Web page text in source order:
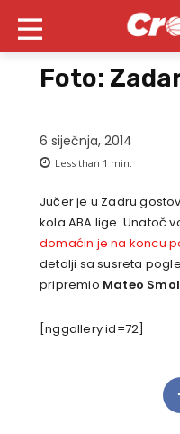
Foto:
6 siječnja, 2014
Less than 1 min.
Jučer je u Zadru
kola ABA lige. Unatoč
domaćin je na koncu
detalji sa susreta
pripremio Mateo
[nggallery id=72]